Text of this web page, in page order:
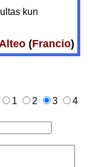
kun
Alteo(Francio)
1 2 3
4